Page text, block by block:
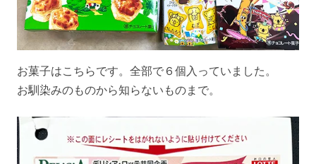
お菓子はこちらです。全部で６個入っていました。
お馴染みのものから知らないものまで。